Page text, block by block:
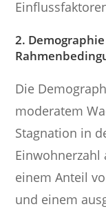
2.
Die
moderatem
Stagnation in
einem Anteil
und einem